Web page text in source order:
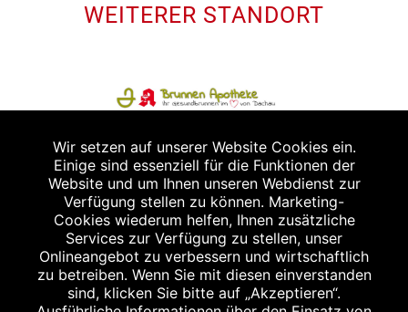
WEITERER STANDORT
BRUNNEN APOTHEKE
Münchnerstraße 30
85221 Dachau
Tel.: 08131/84188
Fax: 08131/80850
Brunnen-DAH@t-online.de
Wir setzen auf unserer Website Cookies ein.
Einige sind essenziell für die Funktionen der
Website und um Ihnen unseren Webdienst zur
Verfügung stellen zu können. Marketing-
Cookies wiederum helfen, Ihnen zusätzliche
Services zur Verfügung zu stellen, unser
Onlineangebot zu verbessern und wirtschaftlich
zu betreiben. Wenn Sie mit diesen einverstanden
sind, klicken Sie bitte auf „Akzeptieren“.